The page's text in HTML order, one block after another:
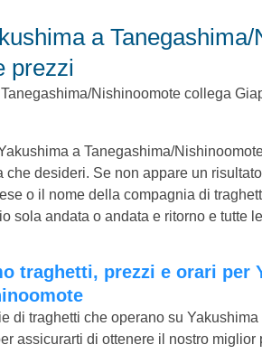
prezzi
Tanegashima/Nishinoomote collega
a Tanegashima/
che desideri. Se non appare un
o il nome della compagnia di
sola andata o andata e ritorno e tutte
di traghetti che operano su
assicurarti di ottenere il nostro